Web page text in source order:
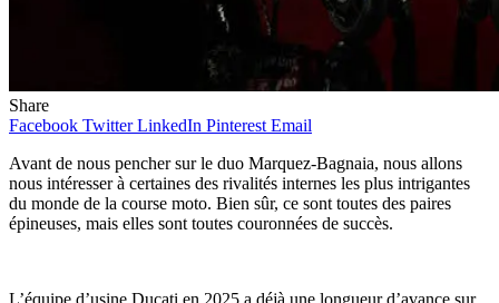
Share
Facebook Twitter LinkedIn Pinterest Email
Avant de nous pencher sur le duo Marquez-Bagnaia, nous allons
nous intéresser à certaines des rivalités internes les plus intrigantes
du monde de la course moto. Bien sûr, ce sont toutes des paires
épineuses, mais elles sont toutes couronnées de succès.
L’équipe d’usine Ducati en 2025 a déjà une longueur d’avance sur